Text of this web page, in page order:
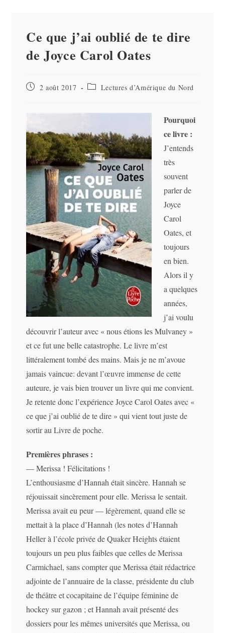
Ce que j’ai oublié de te dire
de Joyce Carol Oates
Publication
2 août 2017
Post Lectures d’Amérique du Nord
Pourquoi
ce livre :
J’entends
très
souvent
parler de
Joyce
Carol
Oates, et
toujours
en bien.
Alors il y
a quelques
années,
j’ai voulu
découvrir l’auteur avec « nous étions les Mulvaney »
et ce fut une belle catastrophe. Le livre m’est
littéralement tombé des mains. Mais je ne m’avoue
jamais vaincue: devant l’œuvre immense de cette
auteure, je vais bien trouver un livre qui me convient.
Je retente donc l’expérience Joyce Carol Oates avec «
ce que j’ai oublié de te dire » qui vient tout juste de
sortir au Livre de poche.
Premières phrases :
— Merissa ! Félicitations !
L’enthousiasme d’Hannah était sincère. Hannah se
réjouissait sincèrement pour elle. Merissa le sentait.
Merissa avait eu peur — légèrement, quand elle se
mettait à la place d’Hannah (les notes d’Hannah
Heller à l’école privée de Quaker Heights étaient
toujours un peu plus faibles que celles de Merissa
Carmichael, sans compter que Merissa était rédactrice
adjointe de l’annuaire de la classe, présidente du club
de théâtre et cocapitaine de l’équipe féminine de
hockey sur gazon ; et Hannah avait présenté des
dossiers pour les mêmes universités que Merissa, ou